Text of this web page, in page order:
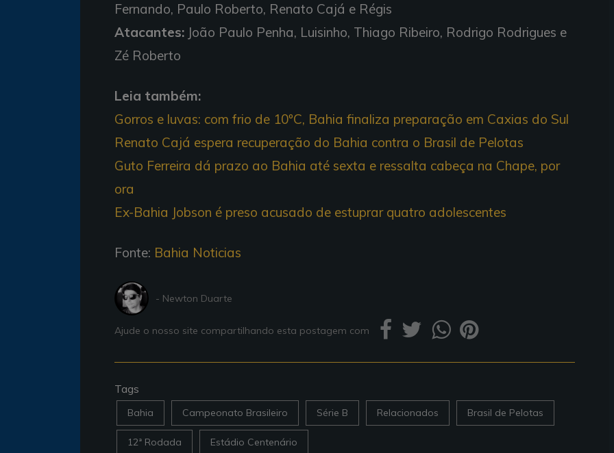
Fernando, Paulo Roberto, Renato Cajá e Régis
Atacantes: João Paulo Penha, Luisinho, Thiago Ribeiro, Rodrigo Rodrigues e
Zé Roberto
Leia também:
Gorros e luvas: com frio de 10ºC, Bahia finaliza preparação em Caxias do Sul
Renato Cajá espera recuperação do Bahia contra o Brasil de Pelotas
Guto Ferreira dá prazo ao Bahia até sexta e ressalta cabeça na Chape, por
ora
Ex-Bahia Jobson é preso acusado de estuprar quatro adolescentes
Fonte: Bahia Noticias
- Newton Duarte
Ajude o nosso site compartilhando esta postagem com
Tags
Bahia Campeonato Brasileiro Série B Relacionados Brasil de Pelotas
12ª Rodada Estádio Centenário